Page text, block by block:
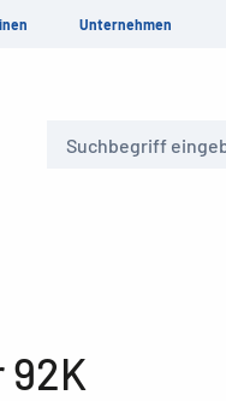
Unternehmen